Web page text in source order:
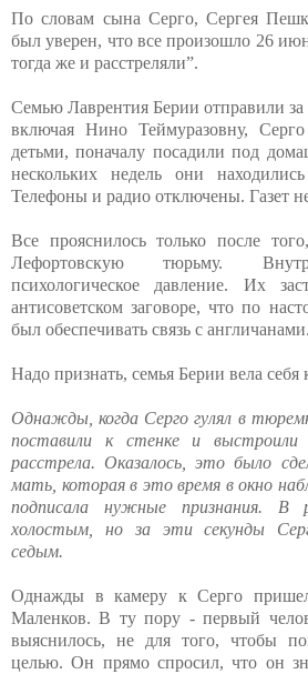
По словам сына Серго, Сергея
был уверен, что все произошло 26
тогда же и расстреляли”.
Семью Лаврентия Берии отправили за
включая Нино Теймуразовну,
детьми, поначалу посадили под
нескольких недель они
Телефоны и радио отключены. Газет
Все прояснилось только после
Лефортовскую тюрьму.
психологическое давление. Их
антисоветском заговоре, что по
был обеспечивать связь с англичанами.
Надо признать, семья Берии вела
Однажды, когда Серго гулял в
поставили к стенке и выстроили
расстрела. Оказалось, это было
мать, которая в это время в окно
подписала нужные признания. В
холостым, но за эти секунды
седым.
Однажды в камеру к Серго
Маленков. В ту пору - первый
выяснилось, не для того, чтобы
целью. Он прямо спросил, что он